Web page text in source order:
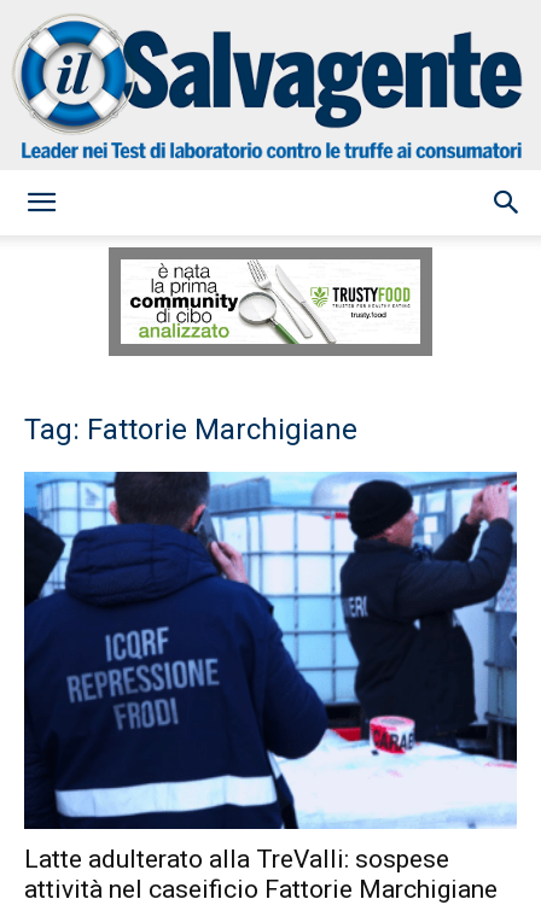
Salvagente
Tag: Fattorie Marchigiane
Latte adulterato alla TreValli: sospese
attività nel caseificio Fattorie Marchigiane